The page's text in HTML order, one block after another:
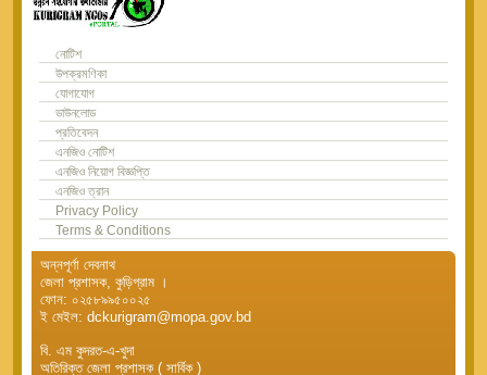
নোটিশ
উপক্রমণিকা
যোগাযোগ
ডাউনলোড
প্রতিবেদন
এনজিও নোটিশ
এনজিও নিয়োগ বিজ্ঞপ্তি
এনজিও ত্রান
Privacy Policy
Terms & Conditions
অন্নপূর্ণা দেবনাথ
জেলা প্রশাসক, কুড়িগ্রাম ।
ফোন: ০২৫৮৯৯৫০০২৫
ই মেইল: dckurigram@mopa.gov.bd
বি. এম কুদরত-এ-খুদা
অতিরিক্ত জেলা প্রশাসক ( সার্বিক )